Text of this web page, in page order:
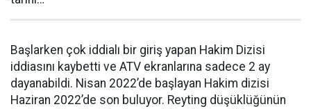
Başlarken çok iddialı bir giriş yapan Hakim Dizisi
iddiasını kaybetti ve ATV ekranlarına sadece 2 ay
dayanabildi. Nisan 2022’de başlayan Hakim dizisi
Haziran 2022’de son buluyor. Reyting düşüklüğünün